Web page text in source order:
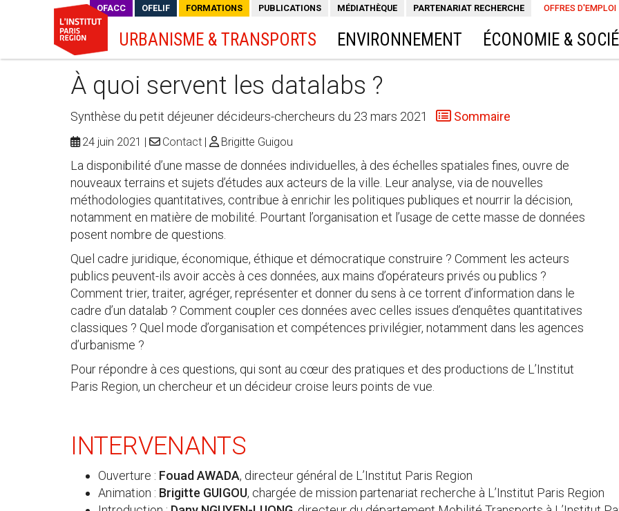
OFFRES D'EMPLOI
OFACC OFELIF FORMATIONS PUBLICATIONS MÉDIATHÈQUE PARTENARIAT RECHERCHE
URBANISME & TRANSPORTS ENVIRONNEMENT ÉCONOMIE &
À quoi servent les datalabs ?
Synthèse du petit déjeuner décideurs-chercheurs du 23 mars 2021 Sommaire
24 juin 2021 Contact Brigitte Guigou
La disponibilité d’une masse de données individuelles, à des échelles spatiales fines, ouvre de
nouveaux terrains et sujets d’études aux acteurs de la ville. Leur analyse, via de nouvelles
méthodologies quantitatives, contribue à enrichir les politiques publiques et nourrir la décision,
notamment en matière de mobilité. Pourtant l’organisation et l’usage de cette masse de données
posent nombre de questions.
Quel cadre juridique, économique, éthique et démocratique construire ? Comment les acteurs
publics peuvent-ils avoir accès à ces données, aux mains d’opérateurs privés ou publics ?
Comment trier, traiter, agréger, représenter et donner du sens à ce torrent d’information dans le
cadre d’un datalab ? Comment coupler ces données avec celles issues d’enquêtes quantitatives
classiques ? Quel mode d’organisation et compétences privilégier, notamment dans les agences
d’urbanisme ?
Pour répondre à ces questions, qui sont au cœur des pratiques et des productions de L’Institut
Paris Region, un chercheur et un décideur croise leurs points de vue.
INTERVENANTS
Ouverture : Fouad AWADA, directeur général de L’Institut Paris Region
Animation : Brigitte GUIGOU, chargée de mission partenariat recherche à L’Institut Paris Region